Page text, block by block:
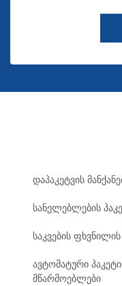
დაპაკეტვის
სანელებლების
საკვების
ავტომატური
მწარმოებლები